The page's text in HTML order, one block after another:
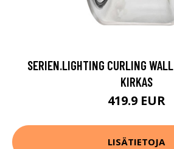
SERIEN.LIGHTING CURLING
KIRKAS
419.9 EUR
LISÄTIETOJA